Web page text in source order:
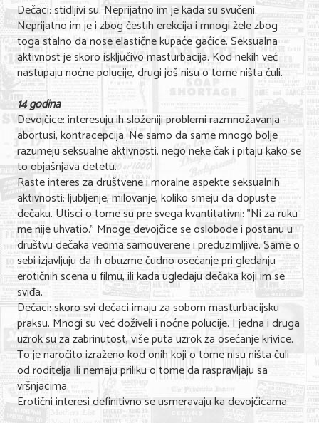
Dečaci: stidljivi su. Neprijatno im je kada su svučeni.
Neprijatno im je i zbog čestih erekcija i mnogi žele zbog
toga stalno da nose elastične kupaće gaćice. Seksualna
aktivnost je skoro isključivo masturbacija. Kod nekih već
nastupaju noćne polucije, drugi još nisu o tome ništa čuli.
14 godina
Devojčice: interesuju ih složeniji problemi razmnožavanja -
abortusi, kontracepcija. Ne samo da same mnogo bolje
razumeju seksualne aktivnosti, nego neke čak i pitaju kako se
to objašnjava detetu.
Raste interes za društvene i moralne aspekte seksualnih
aktivnosti: ljubljenje, milovanje, koliko smeju da dopuste
dečaku. Utisci o tome su pre svega kvantitativni: "Ni za ruku
me nije uhvatio." Mnoge devojčice se oslobode i postanu u
društvu dečaka veoma samouverene i preduzimljive. Same o
sebi izjavljuju da ih obuzme čudno osećanje pri gledanju
erotičnih scena u filmu, ili kada ugledaju dečaka koji im se
sviđa.
Dečaci: skoro svi dečaci imaju za sobom masturbacijsku
praksu. Mnogi su već doživeli i noćne polucije. I jedna i druga
uzrok su za zabrinutost, više puta uzrok za osećanje krivice.
To je naročito izraženo kod onih koji o tome nisu ništa čuli
od roditelja ili nemaju priliku o tome da raspravljaju sa
vršnjacima.
Erotični interesi definitivno se usmeravaju ka devojčicama.